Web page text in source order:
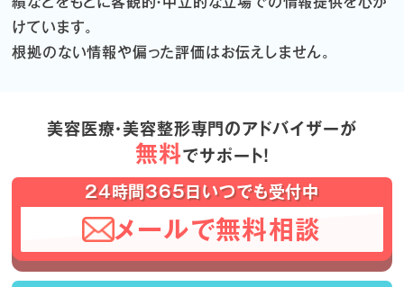
けています。
根拠のない情報や偏った評価はお伝えしません。
美容医療・美容整形専門のアドバイザーが
無料でサポート！
24時間365日いつでも受付中
メールで無料相談